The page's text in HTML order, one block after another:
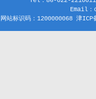
Email
网站标识码：1200000068 津